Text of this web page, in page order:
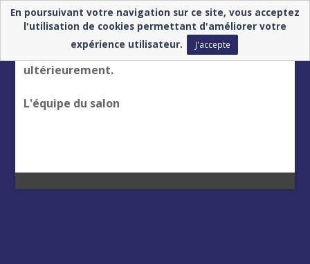
Votre authentification n'a pas pu aboutir
Nous vous invitons à vous reconnecter
ultérieurement.
L'équipe du salon
En poursuivant votre navigation sur ce site, vous acceptez
l'utilisation de cookies permettant d'améliorer votre
expérience utilisateur.
J'accepte